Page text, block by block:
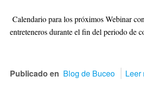
Calendario para los próximos Webinar
entreteneros durante el fin del periodo de
Publicado en Blog de Buceo Leer